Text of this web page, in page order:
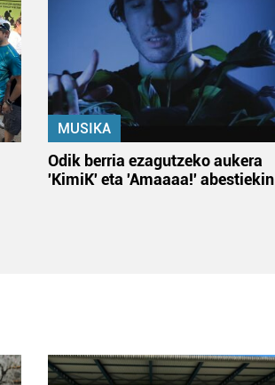
MUSIKA
Odik berria ezagutzeko aukera
'KimiK' eta 'Amaaaa!' abestiekin